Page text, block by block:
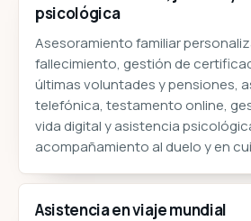
psicológica
Asesoramiento familiar
fallecimiento, gestión de
últimas voluntades y pensiones,
telefónica, testamento online,
vida digital y asistencia
acompañamiento al duelo y en
Asistencia en viaje mundial